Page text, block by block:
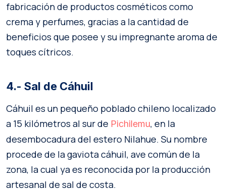
fabricación de productos cosméticos como
crema y perfumes, gracias a la cantidad de
beneficios que posee y su impregnante aroma de
toques cítricos.
4.- Sal de Cáhuil
Cáhuil es un pequeño poblado chileno localizado
a 15 kilómetros al sur de Pichilemu, en la
desembocadura del estero Nilahue. Su nombre
procede de la gaviota cáhuil, ave común de la
zona, la cual ya es reconocida por la producción
artesanal de sal de costa.